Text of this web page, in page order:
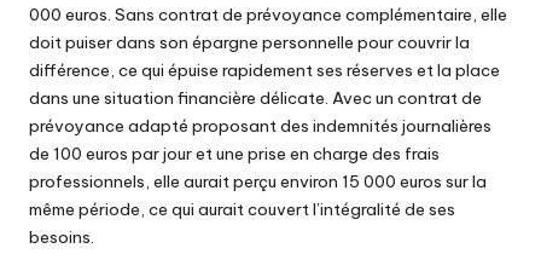
000 euros. Sans contrat de prévoyance complémentaire, elle
doit puiser dans son épargne personnelle pour couvrir la
différence, ce qui épuise rapidement ses réserves et la place
dans une situation financière délicate. Avec un contrat de
prévoyance adapté proposant des indemnités journalières
de 100 euros par jour et une prise en charge des frais
professionnels, elle aurait perçu environ 15 000 euros sur la
même période, ce qui aurait couvert l’intégralité de ses
besoins.